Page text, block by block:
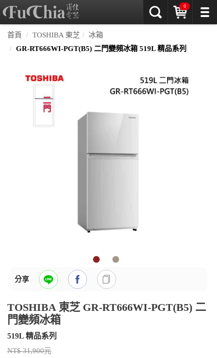
0
首頁 TOSHIBA 東芝
冰箱
GR-RT666WI-PGT(B5) 二門變頻冰箱 519L 精品系列
分享
TOSHIBA 東芝 GR-RT666WI-PGT(B5) 二
門變頻冰箱
519L 精品系列
NT$ 31,900元